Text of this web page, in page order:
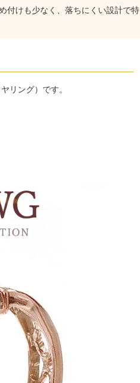
付けも少なく、落ちにくい設計で特
リング）です。